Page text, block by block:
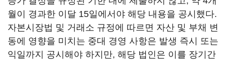
월이 경과한 이달 15일에서야 해당 내용을 공시했다.
자본시장법 및 거래소 규정에 따르면 자산 및 부채 변
동에 영향을 미치는 중대 경영 사항은 발생 즉시 또는
익일까지 공시해야 하지만, 해당 법인은 이를 장기간